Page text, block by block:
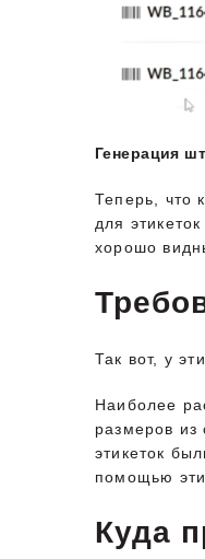
Генерация
Теперь, что
для
хорошо
Так вот, у
Наиболее
размеров из
этикеток
помощью
Куда